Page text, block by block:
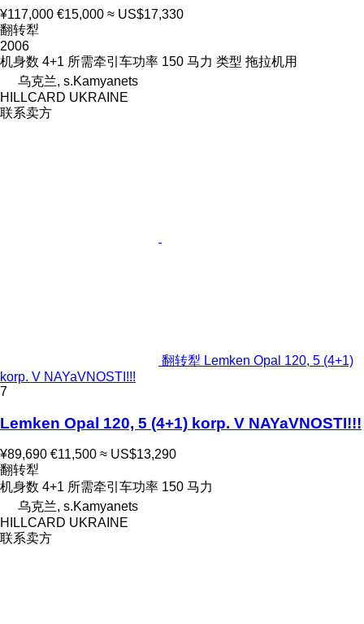
¥117,000 €15,000 ≈ US$17,330
翻转犁
2006
机身数 4+1 所需牵引车功率 150 马力 类型 拖拉机用
乌克兰, s.Kamyanets
HILLCARD UKRAINE
联系卖方
翻转犁 Lemken Opal 120, 5 (4+1)
korp. V NAYaVNOSTI!!!
7
Lemken Opal 120, 5 (4+1) korp. V NAYaVNOSTI!!!
¥89,690 €11,500 ≈ US$13,290
翻转犁
机身数 4+1 所需牵引车功率 150 马力
乌克兰, s.Kamyanets
HILLCARD UKRAINE
联系卖方